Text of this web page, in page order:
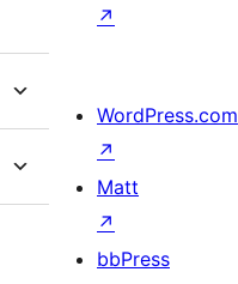
↗
WordPress.com
↗
Matt
↗
bbPress